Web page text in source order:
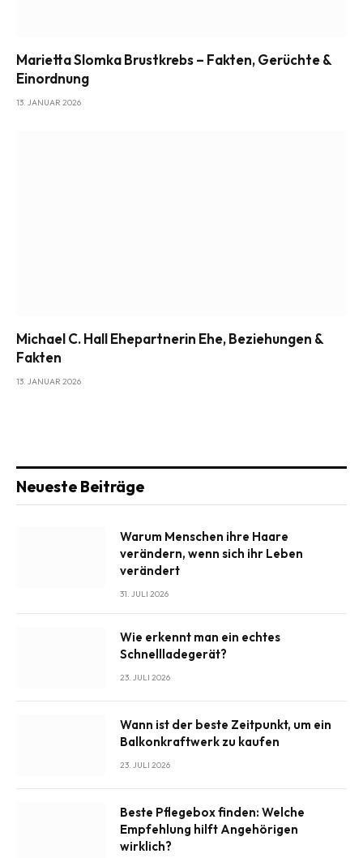
Marietta Slomka Brustkrebs – Fakten, Gerüchte &
Einordnung
13. JANUAR 2026
Michael C. Hall Ehepartnerin Ehe, Beziehungen &
Fakten
13. JANUAR 2026
Neueste Beiträge
Warum Menschen ihre Haare
verändern, wenn sich ihr Leben
verändert
31. JULI 2026
Wie erkennt man ein echtes
Schnellladegerät?
23. JULI 2026
Wann ist der beste Zeitpunkt, um ein
Balkonkraftwerk zu kaufen
23. JULI 2026
Beste Pflegebox finden: Welche
Empfehlung hilft Angehörigen
wirklich?